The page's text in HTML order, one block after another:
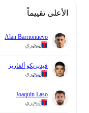
الأعلى تقييماً
Alan Barrionuevo
تيجري
فيديريكو ألفاريز
تيجري
Joaquín Laso
تيجري